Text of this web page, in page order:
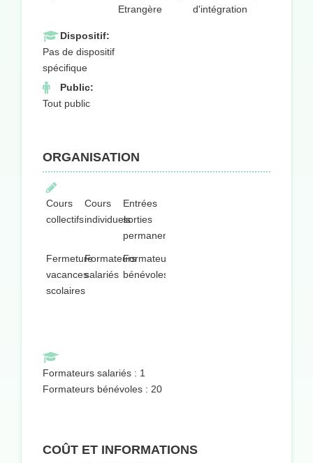
Etrangère
d'intégration
Dispositif:
Pas de dispositif
spécifique
Public:
Tout public
ORGANISATION
Cours
collectifs
Cours
individuels
Entrées
sorties
permanentes
Fermeture
vacances
scolaires
Formateurs
salariés
Formateurs
bénévoles
Formateurs salariés : 1
Formateurs bénévoles : 20
COÛT ET INFORMATIONS